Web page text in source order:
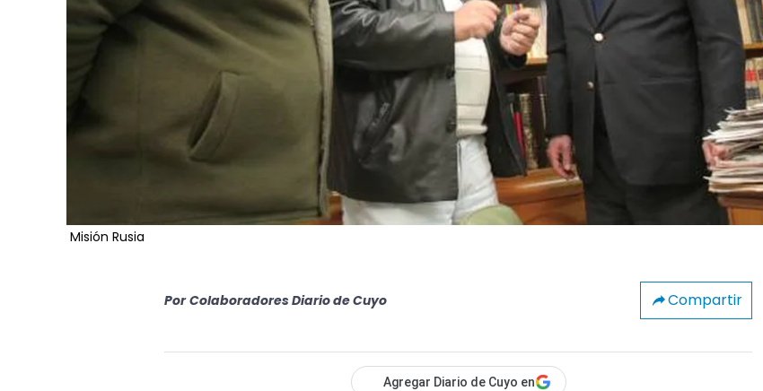
Misión Rusia
Por Colaboradores Diario de Cuyo Compartir
Agregar Diario de Cuyo en